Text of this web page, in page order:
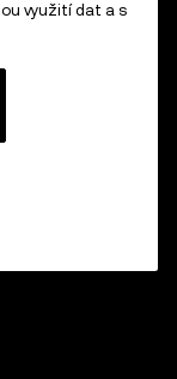
využití dat a s